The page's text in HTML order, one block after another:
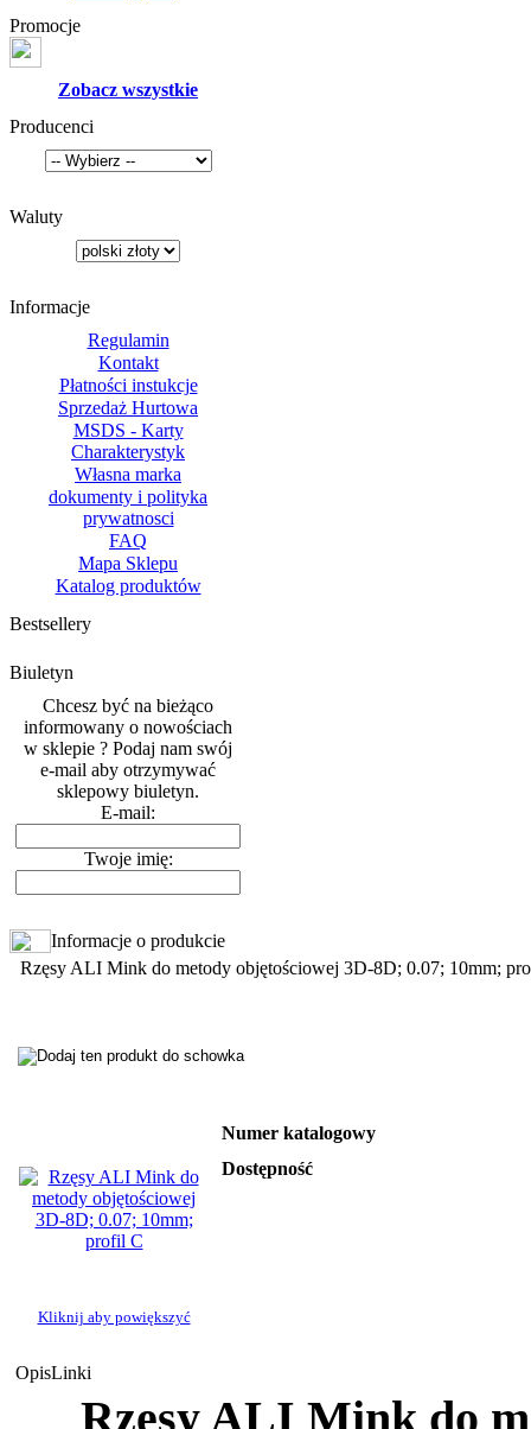
Promocje
Zobacz wszystkie
Producenci
Waluty
Informacje
Regulamin
Kontakt
Płatności instukcje
Sprzedaż Hurtowa
MSDS - Karty
Charakterystyk
Własna marka
dokumenty i polityka
prywatnosci
FAQ
Mapa Sklepu
Katalog produktów
Bestsellery
Biuletyn
Chcesz być na bieżąco
informowany o nowościach
w sklepie ? Podaj nam swój
e-mail aby otrzymywać
sklepowy biuletyn.
E-mail:
Twoje imię:
Informacje o produkcie
Rzęsy ALI Mink do metody objętościowej 3D-8D; 0.07; 10mm;
Kliknij aby powiększyć
Numer katalogowy
Dostępność
OpisLinki
Rzęsy ALI Mink do